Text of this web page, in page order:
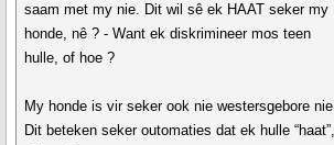
saam met my nie. Dit wil sê ek HAAT seker my
honde, nê ? - Want ek diskrimineer mos teen
hulle, of hoe ?
My honde is vir seker ook nie westersgebore
Dit beteken seker outomaties dat ek hulle “haat”,